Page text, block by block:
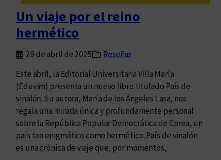
a
r
f
o
r
a
d
e
v
i
a
j
Un viaje por el reino
hermético
29 de abril de 2025
Reseñas
Este abril, la Editorial Universitaria Villa María
(Eduvim) presenta un nuevo libro titulado País de
vinalón. Su autora, María de los Ángeles Lasa, nos
regala una mirada única y profundamente personal
sobre la República Popular Democrática de Corea, un
país tan enigmático como hermético. País de vinalón
es una crónica de viaje que, por momentos,…